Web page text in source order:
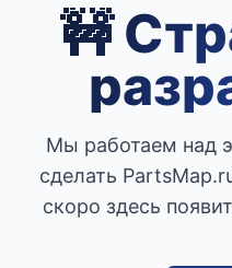
🚧
Мы работаем над
сделать
скоро здесь